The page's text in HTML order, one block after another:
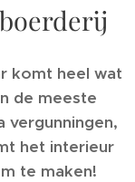
komt heel wat
de meeste
vergunningen,
het interieur
te maken!